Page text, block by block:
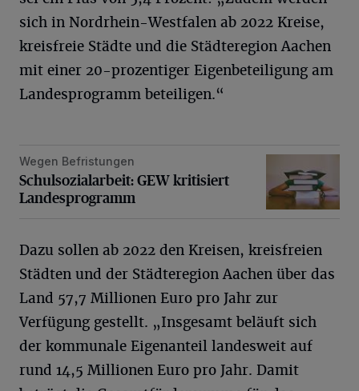
sich in Nordrhein-Westfalen ab 2022 Kreise,
kreisfreie Städte und die Städteregion Aachen
mit einer 20-prozentiger Eigenbeteiligung am
Landesprogramm beteiligen.“
Schulsozialarbeit: GEW kritisiert Landesprogramm
Wegen Befristungen
Schulsozialarbeit: GEW kritisiert
Landesprogramm
Dazu sollen ab 2022 den Kreisen, kreisfreien
Städten und der Städteregion Aachen über das
Land 57,7 Millionen Euro pro Jahr zur
Verfügung gestellt. „Insgesamt beläuft sich
der kommunale Eigenanteil landesweit auf
rund 14,5 Millionen Euro pro Jahr. Damit